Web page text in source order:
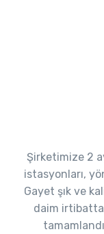
Şirketimize 2
istasyonları,
Gayet şık ve
daim irtibatta